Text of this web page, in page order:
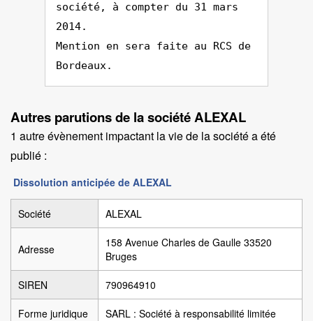
société, à compter du 31 mars
2014.
Mention en sera faite au RCS de
Bordeaux.
Autres parutions de la société ALEXAL
1 autre évènement impactant la vie de la société a été
publié :
Dissolution anticipée de ALEXAL
Société ALEXAL
Adresse
158 Avenue Charles de Gaulle 33520
Bruges
SIREN 790964910
Forme juridique SARL : Société à responsabilité limitée